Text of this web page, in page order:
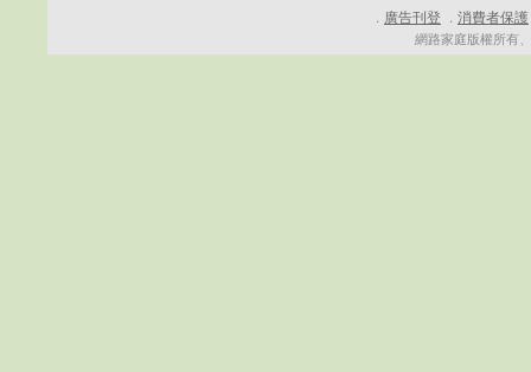
． 廣告刊登 ． 消費者保護
網路家庭版權所有